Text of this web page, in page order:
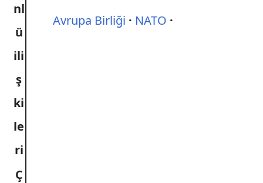
nl
ü
ili
ş
ki
le
ri
Avrupa Birliği NATO
Ç